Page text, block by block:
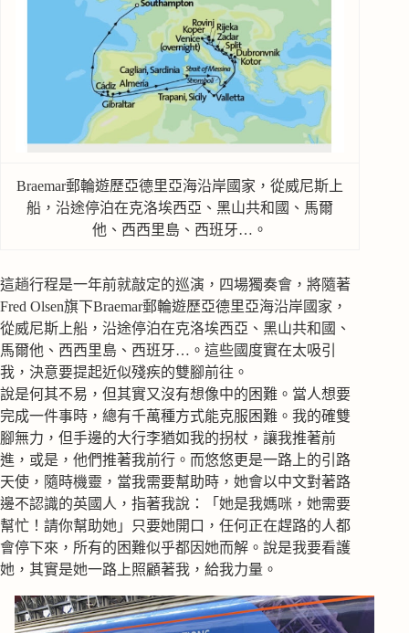
Braemar郵輪遊歷亞德里亞海沿岸國家，從威尼斯上
船，沿途停泊在克洛埃西亞、黑山共和國、馬爾
他、西西里島、西班牙…。
這趟行程是一年前就敲定的巡演，四場獨奏會，將隨著
Fred Olsen旗下Braemar郵輪遊歷亞德里亞海沿岸國家，
從威尼斯上船，沿途停泊在克洛埃西亞、黑山共和國、
馬爾他、西西里島、西班牙…。這些國度實在太吸引
我，決意要提起近似殘疾的雙腳前往。
說是何其不易，但其實又沒有想像中的困難。當人想要
完成一件事時，總有千萬種方式能克服困難。我的確雙
腳無力，但手邊的大行李猶如我的拐杖，讓我推著前
進，或是，他們推著我前行。而悠悠更是一路上的引路
天使，隨時機靈，當我需要幫助時，她會以中文對著路
邊不認識的英國人，指著我說：「她是我媽咪，她需要
幫忙！請你幫助她」只要她開口，任何正在趕路的人都
會停下來，所有的困難似乎都因她而解。說是我要看護
她，其實是她一路上照顧著我，給我力量。